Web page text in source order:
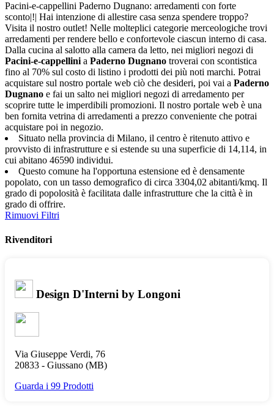
Pacini-e-cappellini Paderno Dugnano: arredamenti con forte
sconto|!| Hai intenzione di allestire casa senza spendere troppo?
Visita il nostro outlet! Nelle molteplici categorie merceologiche trovi
arredamenti per rendere bello e confortevole ciascun interno di casa.
Dalla cucina al salotto alla camera da letto, nei migliori negozi di
Pacini-e-cappellini a Paderno Dugnano troverai con scontistica
fino al 70% sul costo di listino i prodotti dei più noti marchi. Potrai
acquistare sul nostro portale web ciò che desideri, poi vai a Paderno
Dugnano e fai un salto nei migliori negozi di arredamento per
scoprire tutte le imperdibili promozioni. Il nostro portale web è una
ben fornita vetrina di arredamenti a prezzo conveniente che potrai
acquistare poi in negozio.
Situato nella provincia di Milano, il centro è ritenuto attivo e
provvisto di infrastrutture e si estende su una superficie di 14,114, in
cui abitano 46590 individui.
Questo comune ha l'opportuna estensione ed è densamente
popolato, con un tasso demografico di circa 3304,02 abitanti/kmq. Il
grado di popolosità è facilitata dalle infrastrutture che la città è in
grado di offrire.
Rimuovi Filtri
Rivenditori
Design D'Interni by Longoni
Via Giuseppe Verdi, 76
20833 - Giussano (MB)
Guarda i 99 Prodotti